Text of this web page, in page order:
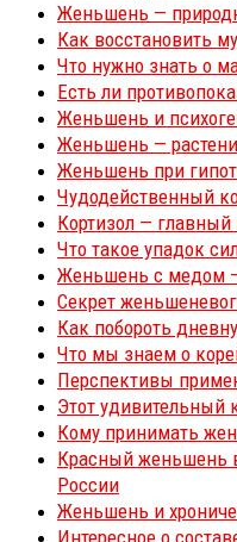
Женьшень —
Как восстановить
Что нужно знать о
Есть ли
Женьшень и
Женьшень —
Женьшень при
Чудодейственный
Кортизол — главный
Что такое упадок
Женьшень с медом
Секрет
Как побороть
Что мы знаем о
Перспективы
Этот удивительный
Кому принимать
Красный женьшень
России
Женьшень и
Интересное о